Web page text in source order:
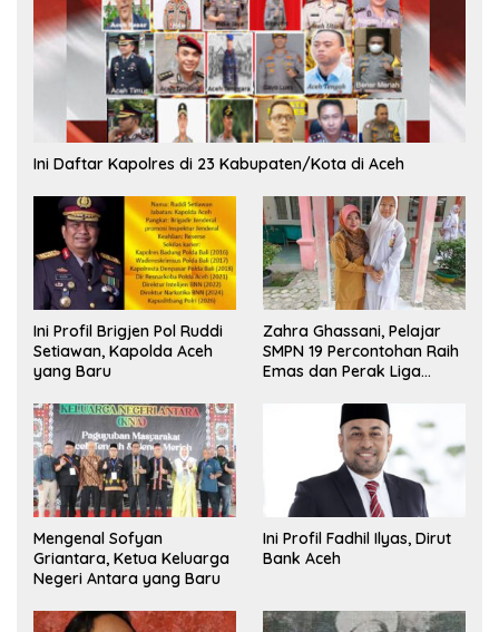
Ini Daftar Kapolres di 23 Kabupaten/Kota di Aceh
Ini Profil Brigjen Pol Ruddi
Setiawan, Kapolda Aceh
yang Baru
Zahra Ghassani, Pelajar
SMPN 19 Percontohan Raih
Emas dan Perak Liga
Mengenal Sofyan
Griantara, Ketua Keluarga
Negeri Antara yang Baru
Ini Profil Fadhil Ilyas, Dirut
Bank Aceh